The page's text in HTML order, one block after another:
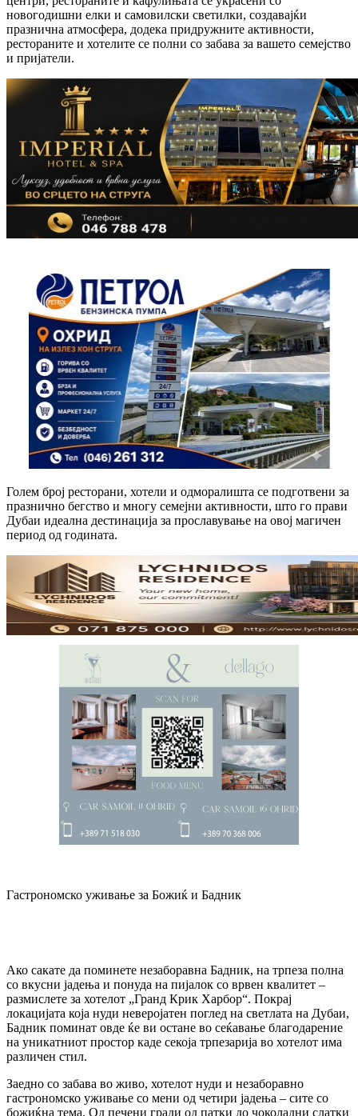
новогодишни елки и самовилски светилки, создавајќи
празнична атмосфера, додека придружните активности,
рестораните и хотелите се полни со забава за вашето семејство
и пријатели.
Голем број ресторани, хотели и одморалишта се подготвени за
празнично бегство и многу семејни активности, што го прави
Дубаи идеална дестинација за прославување на овој магичен
период од годината.
Гастрономско уживање за Божиќ и Бадник
Ако сакате да поминете незаборавна Бадник, на трпеза полна
со вкусни јадења и понуда на пијалок со врвен квалитет –
размислете за хотелот „Гранд Крик Харбор“. Покрај
локацијата која нуди неверојатен поглед на светлата на Дубаи,
Бадник поминат овде ќе ви остане во сеќавање благодарение
на уникатниот простор каде секоја трпезарија во хотелот има
различен стил.
Заедно со забава во живо, хотелот нуди и незаборавно
гастрономско уживање со мени од четири јадења – сите со
божиќна тема. Од печени гради од патки до чоколадни слатки